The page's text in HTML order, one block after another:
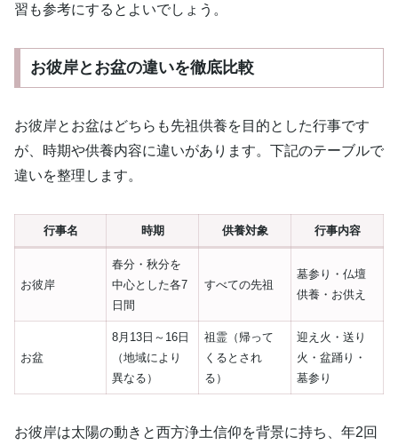
習も参考にするとよいでしょう。
お彼岸とお盆の違いを徹底比較
お彼岸とお盆はどちらも先祖供養を目的とした行事です
が、時期や供養内容に違いがあります。下記のテーブルで
違いを整理します。
行事名 時期 供養対象 行事内容
お彼岸
春分・秋分を
中心とした各7
日間
すべての先祖
墓参り・仏壇
供養・お供え
お盆
8月13日～16日
（地域により
異なる）
祖霊（帰って
くるとされ
る）
迎え火・送り
火・盆踊り・
墓参り
お彼岸は太陽の動きと西方浄土信仰を背景に持ち、年2回